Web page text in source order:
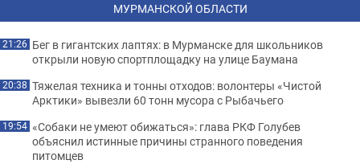
МУРМАНСКОЙ ОБЛАСТИ
21:26 Бег в гигантских лаптях: в Мурманске для школьников
открыли новую спортплощадку на улице Баумана
20:38 Тяжелая техника и тонны отходов: волонтеры «Чистой
Арктики» вывезли 60 тонн мусора с Рыбачьего
19:54 «Собаки не умеют обижаться»: глава РКФ Голубев
объяснил истинные причины странного поведения
питомцев